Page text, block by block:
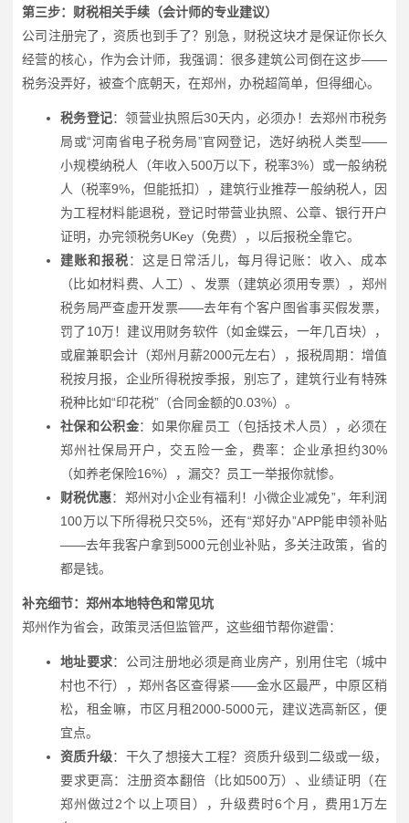
第三步：财税相关手续（会计师的专业建议）
公司注册完了，资质也到手了？别急，财税这块才是保证你长久
经营的核心，作为会计师，我强调：很多建筑公司倒在这步——
税务没弄好，被查个底朝天，在郑州，办税超简单，但得细心。
税务登记：领营业执照后30天内，必须办！去郑州市税务
局或“河南省电子税务局”官网登记，选好纳税人类型——
小规模纳税人（年收入500万以下，税率3%）或一般纳税
人（税率9%，但能抵扣），建筑行业推荐一般纳税人，因
为工程材料能退税，登记时带营业执照、公章、银行开户
证明，办完领税务UKey（免费），以后报税全靠它。
建账和报税：这是日常活儿，每月得记账：收入、成本
（比如材料费、人工）、发票（建筑必须用专票），郑州
税务局严查虚开发票——去年有个客户图省事买假发票，
罚了10万！建议用财务软件（如金蝶云，一年几百块），
或雇兼职会计（郑州月薪2000元左右），报税周期：增值
税按月报，企业所得税按季报，别忘了，建筑行业有特殊
税种比如“印花税”（合同金额的0.03%）。
社保和公积金：如果你雇员工（包括技术人员），必须在
郑州社保局开户，交五险一金，费率：企业承担约30%
（如养老保险16%），漏交？员工一举报你就惨。
财税优惠：郑州对小企业有福利！小微企业减免”，年利润
100万以下所得税只交5%，还有“郑好办”APP能申领补贴
——去年我客户拿到5000元创业补贴，多关注政策，省的
都是钱。
补充细节：郑州本地特色和常见坑
郑州作为省会，政策灵活但监管严，这些细节帮你避雷：
地址要求：公司注册地必须是商业房产，别用住宅（城中
村也不行），郑州各区查得紧——金水区最严，中原区稍
松，租金嘛，市区月租2000-5000元，建议选高新区，便
宜点。
资质升级：干久了想接大工程？资质升级到二级或一级，
要求更高：注册资本翻倍（比如500万）、业绩证明（在
郑州做过2个以上项目），升级费时6个月，费用1万左